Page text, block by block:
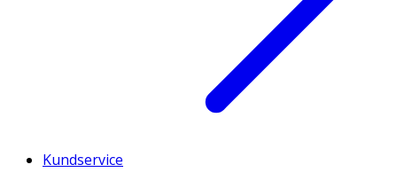
Kundservice